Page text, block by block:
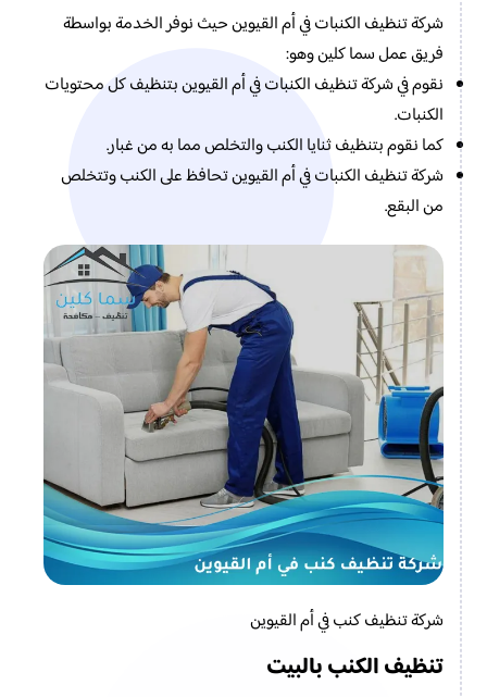
شركة تنظيف الكنبات في أم القيوين حيث نوفر الخدمة بواسطة
فريق عمل سما كلين وهو:
نقوم في شركة تنظيف الكنبات في أم القيوين بتنظيف كل محتويات
الكنبات.
كما نقوم بتنظيف ثنايا الكنب والتخلص مما به من غبار.
شركة تنظيف الكنبات في أم القيوين تحافظ على الكنب وتتخلص
من البقع.
شركة تنظيف كنب في أم القيوين
تنظيف الكنب بالبيت